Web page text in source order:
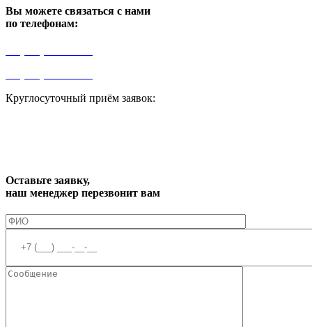
Вы можете связаться с нами
по телефонам:
Круглосуточный приём заявок:
Оставьте заявку,
наш менеджер перезвонит вам